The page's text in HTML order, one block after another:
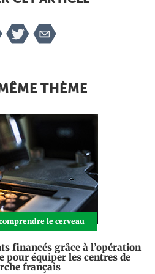
THÈME
le cerveau
financés grâce à l’opération
pour équiper les centres de
français